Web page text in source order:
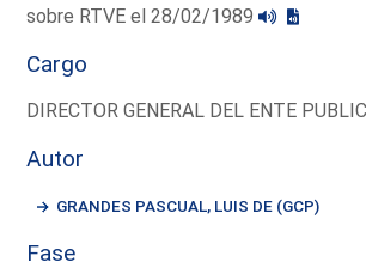
sobre RTVE el 28/02/1989
Cargo
DIRECTOR GENERAL DEL ENTE
Autor
GRANDES PASCUAL, LUIS DE (GCP)
Fase